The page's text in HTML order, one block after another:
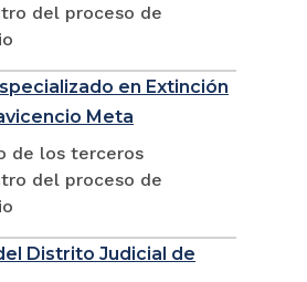
del proceso de
en Extinción
Meta
de los terceros
del proceso de
Distrito Judicial de